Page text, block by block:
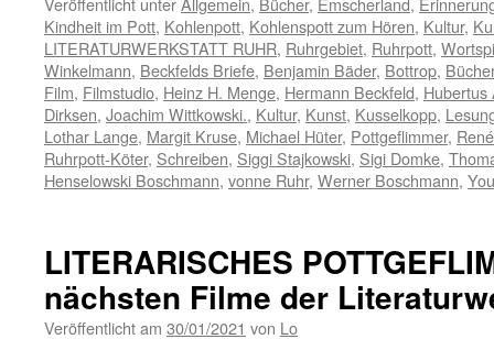
Kindheit im Pott, Kohlenpott, Kohlenspott zum Hören, Kultur,
LITERATURWERKSTATT RUHR, Ruhrgebiet, Ruhrpott,
Winkelmann, Beckfelds Briefe, Benjamin Bäder, Bottrop, Bücher
Film, Filmstudio, Heinz H. Menge, Hermann Beckfeld, Hubertus
Dirksen, Joachim Wittkowski., Kultur, Kunst, Kusselkopp,
Lothar Lange, Margit Kruse, Michael Hüter, Pottgeflimmer,
Ruhrpott-Köter, Schreiben, Siggi Stajkowski, Sigi Domke,
Henselowski Boschmann, vonne Ruhr, Werner Boschmann,
LITERARISCHES
nächsten Filme der
Veröffentlicht am 30/01/2021 von Lo